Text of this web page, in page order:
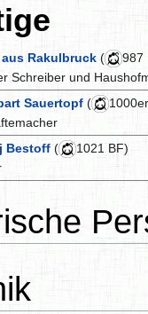
Rakulbruck (
987
Schreiber und
Sauertopf (
Bestoff (
1021 BF)